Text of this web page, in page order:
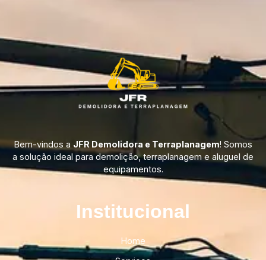
Bem-vindos a JFR Demolidora e Terraplanagem! Somos
a solução ideal para demolição, terraplanagem e aluguel de
equipamentos.
Institucional​
Home